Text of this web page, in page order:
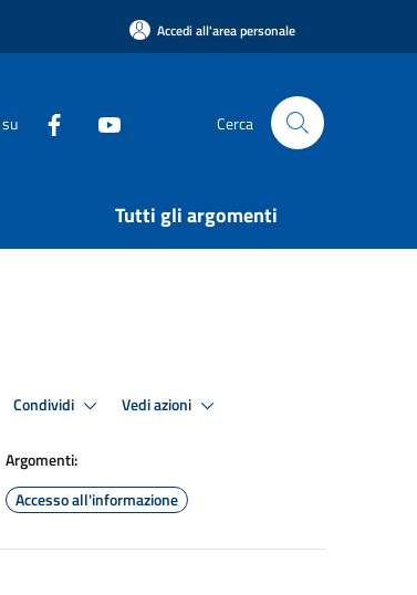
Accedi all'area personale
Cerca
Tutti gli argomenti
Condividi Vedi azioni
Argomenti:
Accesso all'informazione